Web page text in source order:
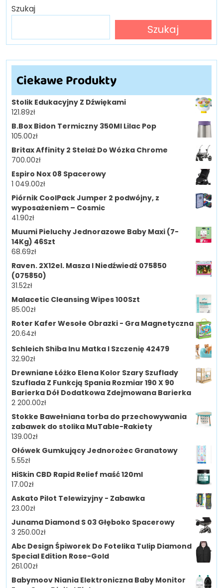
Szukaj
Szukaj
Ciekawe Produkty
Stolik Edukacyjny Z Dźwiękami
121.89zł
B.Box Bidon Termiczny 350Ml Lilac Pop
105.00zł
Britax Affinity 2 Stelaż Do Wózka Chrome
700.00zł
Espiro Nox 08 Spacerowy
1 049.00zł
Piórnik CoolPack Jumper 2 podwójny, z
wyposażeniem – Cosmic
41.90zł
Muumi Pieluchy Jednorazowe Baby Maxi (7-
14Kg) 46Szt
68.69zł
Raven. 2X12el. Masza I Niedźwiedź 075850
(075850)
31.52zł
Malacetic Cleansing Wipes 100Szt
85.00zł
Roter Kafer Wesołe Obrazki - Gra Magnetyczna
20.64zł
Schleich Shiba Inu Matka I Szczenię 42479
32.90zł
Drewniane Łóżko Elena Kolor Szary Szuflady
Szuflada Z Funkcją Spania Rozmiar 190 X 90
Barierka Dół Dodatkowa Zdejmowana Barierka
2 200.00zł
Stokke Bawełniana torba do przechowywania
zabawek do stolika MuTable-Rakiety
139.00zł
Ołówek Gumkujący Jednorożec Granatowy
5.55zł
HiSkin CBD Rapid Relief maść 120ml
17.00zł
Askato Pilot Telewizyjny - Zabawka
23.00zł
Junama Diamond S 03 Głęboko Spacerowy
3 250.00zł
Abc Design Śpiworek Do Fotelika Tulip Diamond
Special Edition Rose-Gold
261.00zł
Babymoov Niania Elektroniczna Baby Monitor